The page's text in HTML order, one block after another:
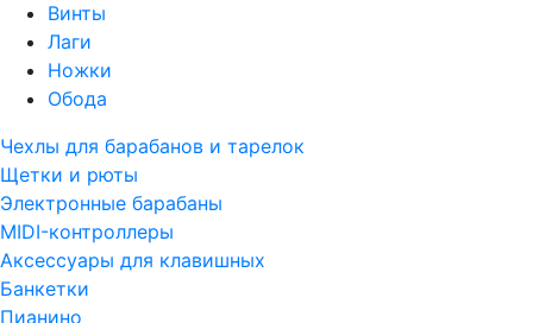
Винты
Лаги
Ножки
Обода
Чехлы для барабанов и тарелок
Щетки и рюты
Электронные барабаны
MIDI-контроллеры
Аксессуары для клавишных
Банкетки
Пианино